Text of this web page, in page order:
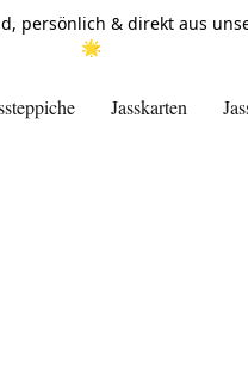
persönlich & direkt aus
🌟
Jasskarten